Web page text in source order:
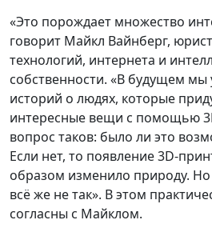
«Это порождает множество
говорит Майкл Вайнберг,
технологий, интернета и
собственности. «В будущем
историй о людях, которые
интересные вещи с помощью
вопрос таков: было ли это
Если нет, то появление 3D-
образом изменило природу. Но
всё же не так». В этом
согласны с Майклом.